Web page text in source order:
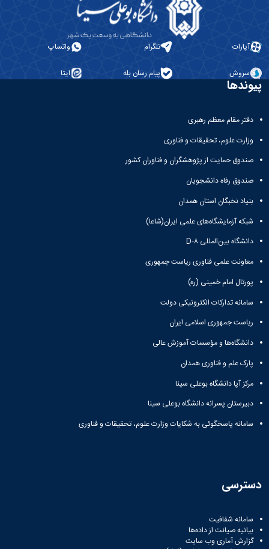
آپارات تلگرام واتساپ
سروش پیام رسان بله ایتا
پیوندها
دفتر مقام معظم رهبری
وزارت علوم، تحقیقات و فناوری
صندوق حمایت از پژوهشگران و فناوران کشور
صندوق رفاه دانشجویان
بنیاد نخبگان استان همدان
شبکه آزمایشگاه‌های علمی ایران(شاعا)
دانشگاه بین‌المللی D-۸
معاونت علمی فناوری ریاست جمهوری
پورتال امام خمینی (ره)
سامانه تدارکات الکترونیکی دولت
ریاست جمهوری اسلامی ایران
دانشگاه‌ها و مؤسسات آموزش عالی
پارک علم و فناوری همدان
مرکز آپا دانشگاه بوعلی سینا
دبیرستان پسرانه دانشگاه بوعلی سینا
سامانه پاسخگوئی به شکایات وزارت علوم، تحقیقات و فناوری
دسترسی
سامانه شفافیت
بیانیه صیانت از داده‌ها
گزارش آماری وب‌ سایت